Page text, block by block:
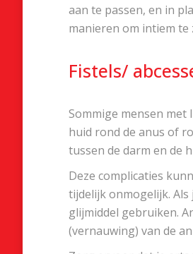
aan te passen, en in
manieren om intiem
Fistels/
Sommige mensen met
huid rond de anus of
tussen de darm en de
Deze complicaties
tijdelijk onmogelijk.
glijmiddel gebruiken.
(vernauwing) van de